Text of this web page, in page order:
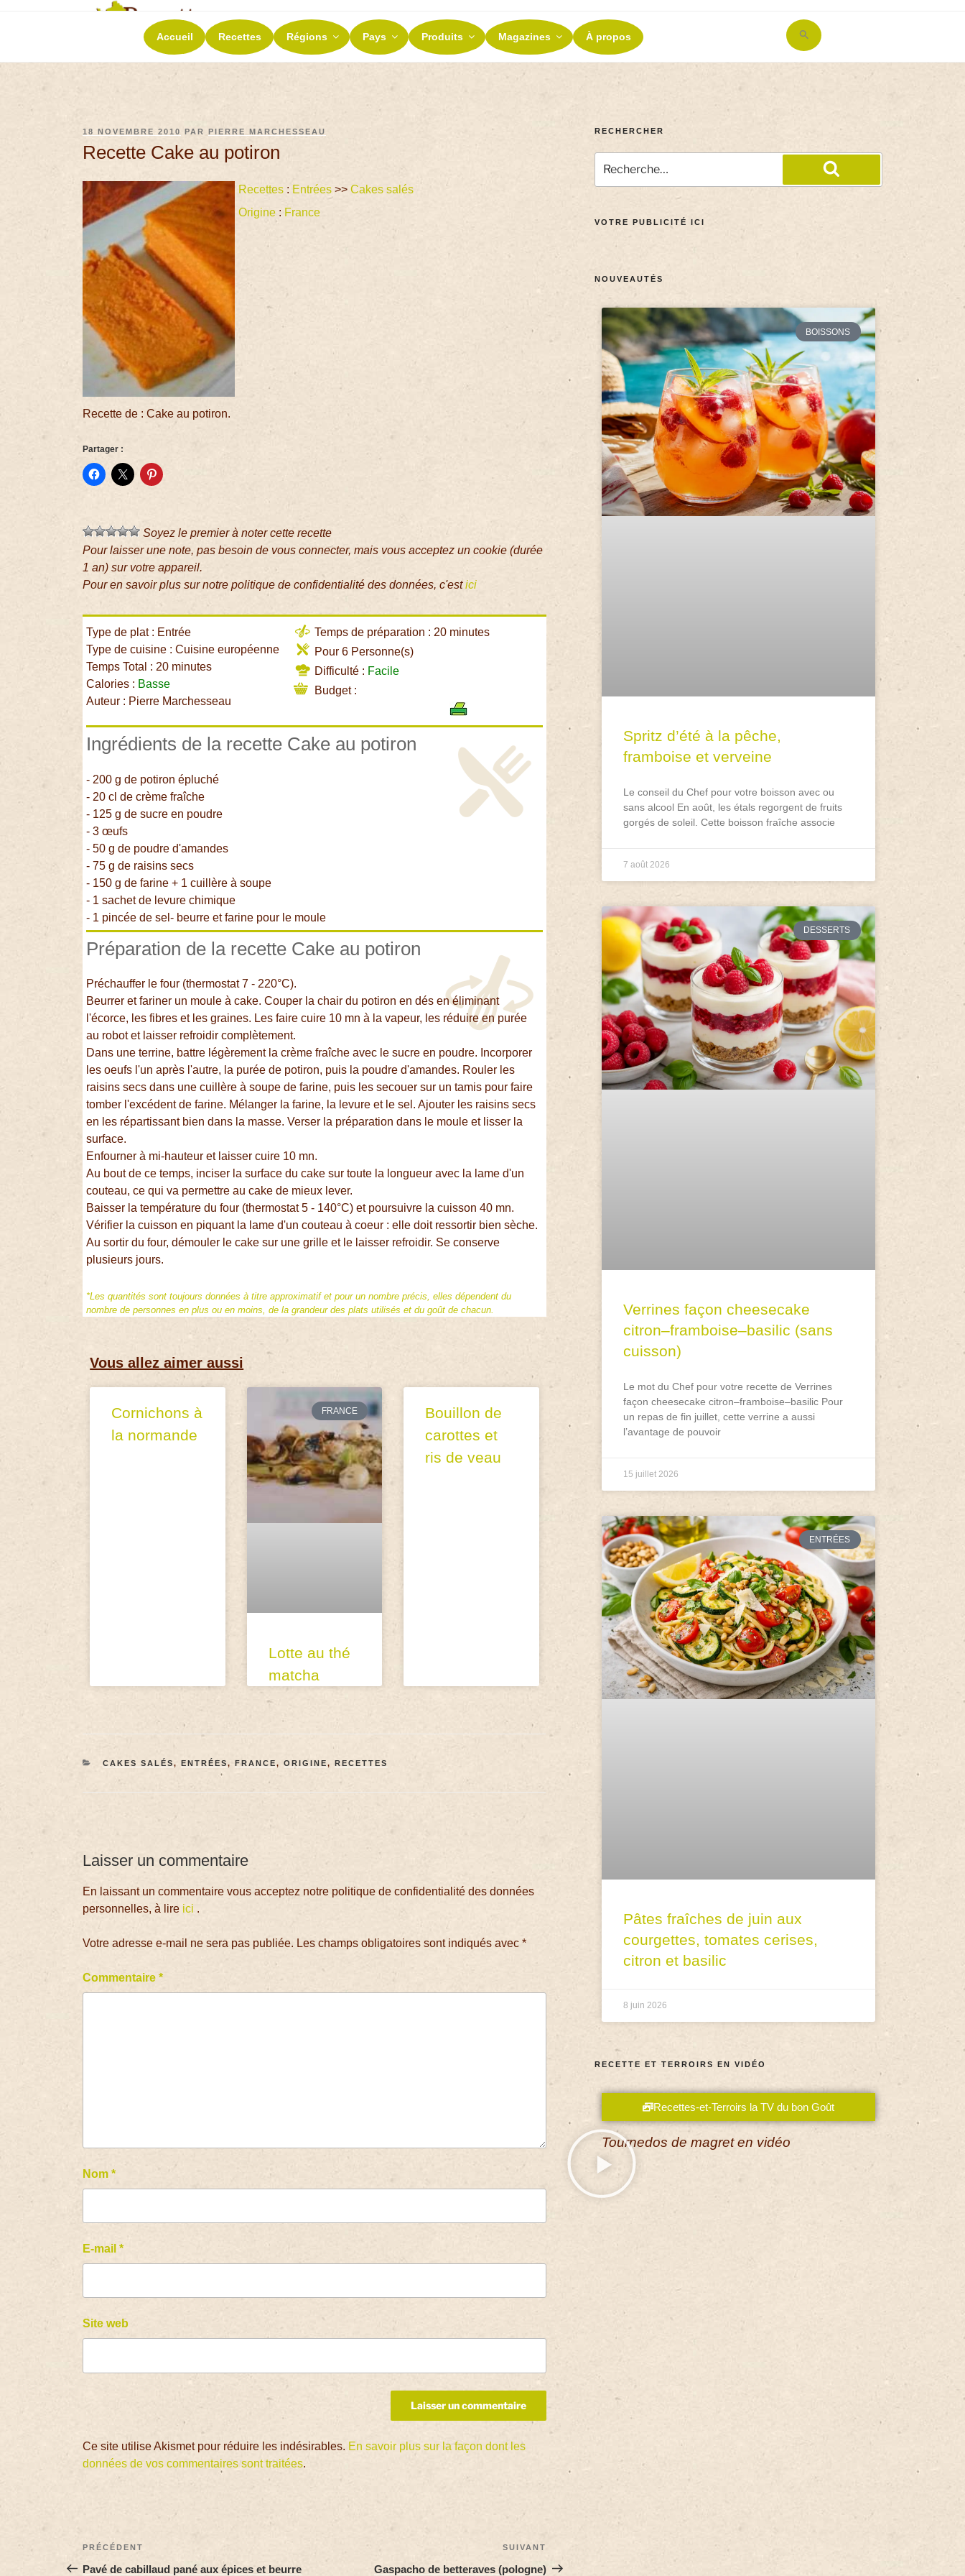
RECETTES ET TERROIRS
La richesse de nos terroirs
Accueil Recettes Régions Pays Produits Magazines À propos
Search
for:
18 NOVEMBRE 2010 PARPIERRE MARCHESSEAU
Recette Cake au potiron
Recettes : Entrées >>Cakes salés
Origine : France
Recette de : Cake au potiron.
Partager :
Soyez le premier à noter cette recette
Pour laisser une note, pas besoin de vous connecter, mais vous acceptez un cookie (durée
1 an) sur votre appareil.
Pour en savoir plus sur notre politique de confidentialité des données, c'estici
Type de plat : Entrée
Type de cuisine : Cuisine européenne
Temps Total : 20 minutes
Calories : Basse
Auteur : Pierre Marchesseau
Temps de préparation : 20 minutes
Pour 6 Personne(s)
Difficulté : Facile
Budget :
Ingrédients de la recette Cake au potiron
- 200 g de potiron épluché
- 20 cl de crème fraîche
- 125 g de sucre en poudre
- 3 œufs
- 50 g de poudre d'amandes
- 75 g de raisins secs
- 150 g de farine + 1 cuillère à soupe
- 1 sachet de levure chimique
- 1 pincée de sel- beurre et farine pour le moule
Préparation de la recette Cake au potiron
Préchauffer le four (thermostat 7 - 220°C).
Beurrer et fariner un moule à cake. Couper la chair du potiron en dés en éliminant
l'écorce, les fibres et les graines. Les faire cuire 10 mn à la vapeur, les réduire en purée
au robot et laisser refroidir complètement.
Dans une terrine, battre légèrement la crème fraîche avec le sucre en poudre. Incorporer
les oeufs l'un après l'autre, la purée de potiron, puis la poudre d'amandes. Rouler les
raisins secs dans une cuillère à soupe de farine, puis les secouer sur un tamis pour faire
tomber l'excédent de farine. Mélanger la farine, la levure et le sel. Ajouter les raisins secs
en les répartissant bien dans la masse. Verser la préparation dans le moule et lisser la
surface.
Enfourner à mi-hauteur et laisser cuire 10 mn.
Au bout de ce temps, inciser la surface du cake sur toute la longueur avec la lame d'un
couteau, ce qui va permettre au cake de mieux lever.
Baisser la température du four (thermostat 5 - 140°C) et poursuivre la cuisson 40 mn.
Vérifier la cuisson en piquant la lame d'un couteau à coeur : elle doit ressortir bien sèche.
Au sortir du four, démouler le cake sur une grille et le laisser refroidir. Se conserve
plusieurs jours.
*Les quantités sont toujours données à titre approximatif et pour un nombre précis, elles dépendent du
nombre de personnes en plus ou en moins, de la grandeur des plats utilisés et du goût de chacun.
Vous allez aimer aussi
Cornichons à
la normande
FRANCE
Lotte au thé
matcha
Bouillon de
carottes et
ris de veau
CAKES SALÉS, ENTRÉES, FRANCE, ORIGINE, RECETTES
Laisser un commentaire
En laissant un commentaire vous acceptez notre politique de confidentialité des données
personnelles, à lire ici .
Votre adresse e-mail ne sera pas publiée. Les champs obligatoires sont indiqués avec*
Commentaire*
Nom*
E-mail*
Site web
Ce site utilise Akismet pour réduire les indésirables. En savoir plus sur la façon dont les
données de vos commentaires sont traitées.
PRÉCÉDENT
Pavé de cabillaud pané aux épices et beurre
SUIVANT
Gaspacho de betteraves (pologne)
RECHERCHER
VOTRE PUBLICITÉ ICI
NOUVEAUTÉS
BOISSONS
Spritz d’été à la pêche,
framboise et verveine
Le conseil du Chef pour votre boisson avec ou
sans alcool En août, les étals regorgent de fruits
gorgés de soleil. Cette boisson fraîche associe
7 août 2026
DESSERTS
Verrines façon cheesecake
citron–framboise–basilic (sans
cuisson)
Le mot du Chef pour votre recette de Verrines
façon cheesecake citron–framboise–basilic Pour
un repas de fin juillet, cette verrine a aussi
l’avantage de pouvoir
15 juillet 2026
ENTRÉES
Pâtes fraîches de juin aux
courgettes, tomates cerises,
citron et basilic
8 juin 2026
RECETTE ET TERROIRS EN VIDÉO
Recettes-et-Terroirs la TV du bon Goût
Tournedos de magret en vidéo